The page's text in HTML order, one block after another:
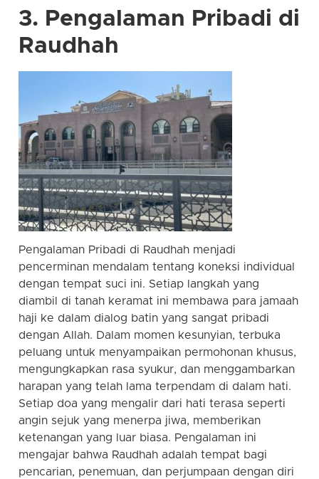
3. Pengalaman Pribadi di
Raudhah
Pengalaman Pribadi di Raudhah menjadi
pencerminan mendalam tentang koneksi individual
dengan tempat suci ini. Setiap langkah yang
diambil di tanah keramat ini membawa para jamaah
haji ke dalam dialog batin yang sangat pribadi
dengan Allah. Dalam momen kesunyian, terbuka
peluang untuk menyampaikan permohonan khusus,
mengungkapkan rasa syukur, dan menggambarkan
harapan yang telah lama terpendam di dalam hati.
Setiap doa yang mengalir dari hati terasa seperti
angin sejuk yang menerpa jiwa, memberikan
ketenangan yang luar biasa. Pengalaman ini
mengajar bahwa Raudhah adalah tempat bagi
pencarian, penemuan, dan perjumpaan dengan diri